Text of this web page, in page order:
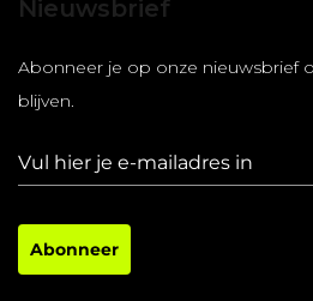
Nieuwsbrief
Abonneer je op onze nieuwsbrief
blijven.
Abonneer